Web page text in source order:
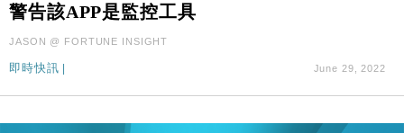
警告該APP是監控工具
JASON @ FORTUNE INSIGHT
即時快訊 | June 29, 2022